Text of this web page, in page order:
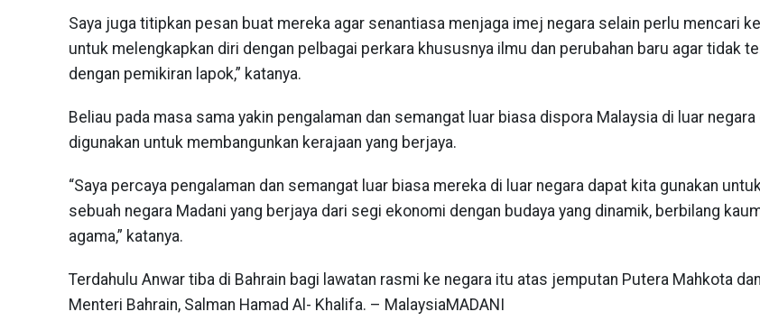
Saya juga titipkan pesan buat mereka agar senantiasa menjaga imej negara selain perlu mencari
untuk melengkapkan diri dengan pelbagai perkara khususnya ilmu dan perubahan baru agar tidak
dengan pemikiran lapok,” katanya.
Beliau pada masa sama yakin pengalaman dan semangat luar biasa dispora Malaysia di luar negara
digunakan untuk membangunkan kerajaan yang berjaya.
“Saya percaya pengalaman dan semangat luar biasa mereka di luar negara dapat kita gunakan
sebuah negara Madani yang berjaya dari segi ekonomi dengan budaya yang dinamik, berbilang
agama,” katanya.
Terdahulu Anwar tiba di Bahrain bagi lawatan rasmi ke negara itu atas jemputan Putera Mahkota
Menteri Bahrain, Salman Hamad Al- Khalifa. – MalaysiaMADANI